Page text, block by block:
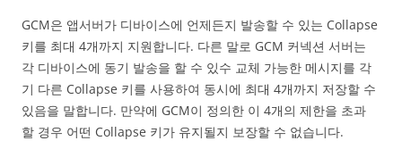
GCM은 앱서버가 디바이스에 언제든지 발송할 수 있는 Collapse
키를 최대 4개까지 지원합니다. 다른 말로 GCM 커넥션 서버는
각 디바이스에 동기 발송을 할 수 있수 교체 가능한 메시지를 각
기 다른 Collapse 키를 사용하여 동시에 최대 4개까지 저장할 수
있음을 말합니다. 만약에 GCM이 정의한 이 4개의 제한을 초과
할 경우 어떤 Collapse 키가 유지될지 보장할 수 없습니다.